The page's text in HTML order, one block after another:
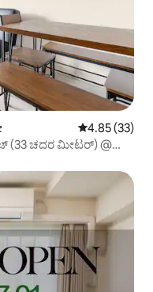
5 ರಲ್ಲಿ 4.85
4.85 (33)
(33 ಚದರ ಮೀಟರ್) @